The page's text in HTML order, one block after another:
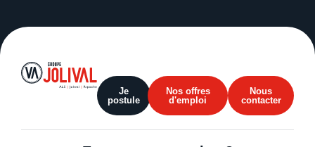
Je
postule
Nos offres
d'emploi
Nous
contacter